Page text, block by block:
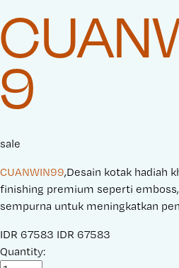
9
sale
CUANWIN99,Desain kotak hadiah
finishing premium seperti
sempurna untuk meningkatkan
S
a
IDR 67583 O
IDR 67583
Quantity: